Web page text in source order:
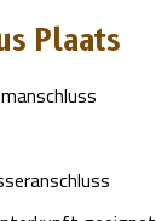
Plaats